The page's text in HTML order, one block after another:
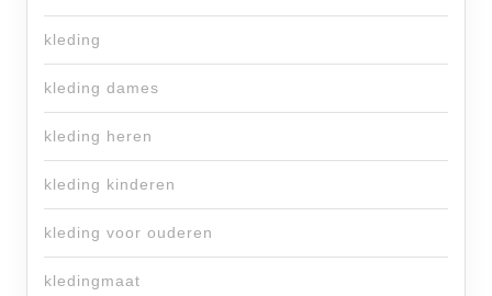
kleding
kleding dames
kleding heren
kleding kinderen
kleding voor ouderen
kledingmaat